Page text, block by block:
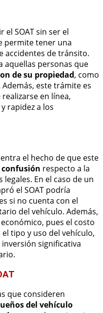
el SOAT sin ser el
permite tener una
accidentes de tránsito.
aquellas personas que
de su propiedad, como
este trámite es
en línea,
rapidez a los
el hecho de que este
confusión respecto a la
En el caso de un
el SOAT podría
si no cuenta con el
del vehículo. Además,
pues el costo
tipo y uso del vehículo,
significativa
que consideren
del vehículo